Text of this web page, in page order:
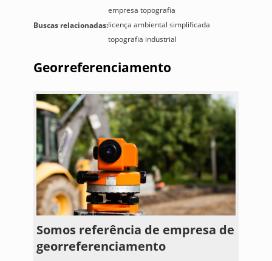
Buscas relacionadas:
empresa topografia
licença ambiental simplificada
topografia industrial
Georreferenciamento
Somos referência de empresa de
georreferenciamento